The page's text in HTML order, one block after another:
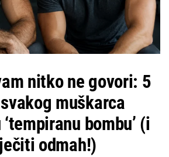
nitko ne govori: 5
muškarca
bombu’ (i
odmah!)